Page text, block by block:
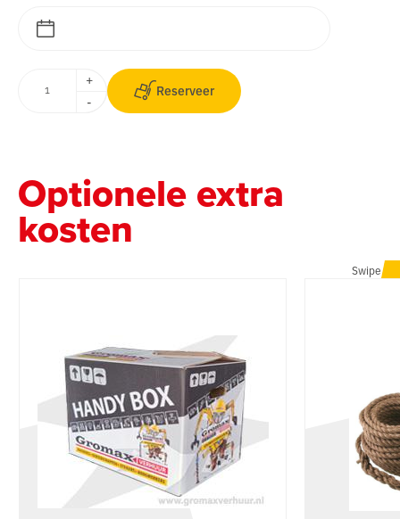
+
-
Reserveer
Optionele extra
kosten
Swipe